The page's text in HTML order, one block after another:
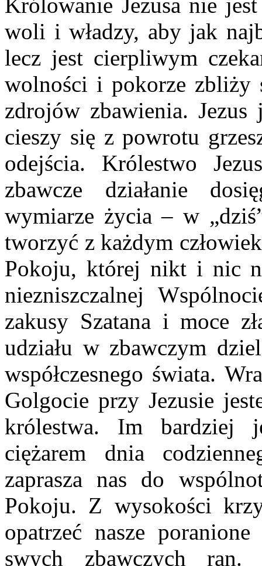
Królowanie Jezusa nie
woli i władzy, aby jak
lecz jest cierpliwym
wolności i pokorze zbliży
zdrojów zbawienia.
cieszy się z powrotu
odejścia. Królestwo
zbawcze działanie
wymiarze życia – w
tworzyć z każdym
Pokoju, której nikt i nic
niezniszczalnej
zakusy Szatana i moce
udziału w zbawczym
współczesnego świata.
Golgocie przy Jezusie
królestwa. Im bardziej
ciężarem dnia
zaprasza nas do
Pokoju. Z wysokości
opatrzeć nasze
swych zbawczych